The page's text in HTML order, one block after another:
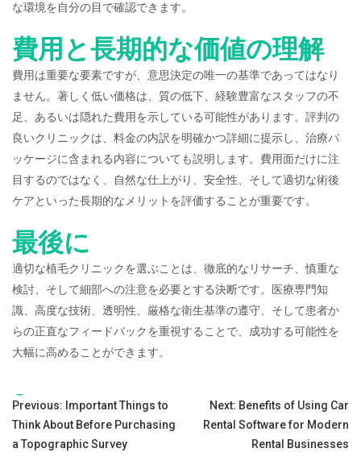
な環境を自分の目で確認できます。
費用と長期的な価値の理解
費用は重要な要素ですが、意思決定の唯一の基準であってはなり
ません。著しく低い価格は、質の低下、経験豊富なスタッフの不
足、あるいは隠れた費用を示している可能性があります。評判の
良いクリニックは、料金の内訳を明確かつ詳細に提示し、治療パ
ッケージに含まれる内容についても説明します。費用面だけに注
目するのではなく、自然な仕上がり、安全性、そして適切な術後
ケアといった長期的なメリットを評価することが重要です。
最後に
適切な植毛クリニックを選ぶことは、徹底的なリサーチ、慎重な
検討、そして細部への注意を必要とする決断です。医療専門知
識、高度な技術、透明性、厳格な衛生基準の遵守、そして患者か
らの正直なフィードバックを重視することで、成功する可能性を
大幅に高めることができます。
Tags:
Post
navigation
Previous: Important Things to
Think About Before Purchasing
a Topographic Survey
Next: Benefits of Using Car
Rental Software for Modern
Rental Businesses